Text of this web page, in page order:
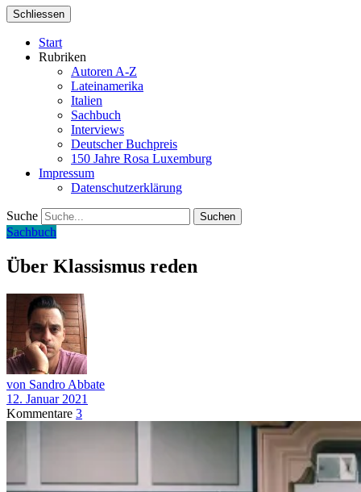
Schliessen
Start
Rubriken
Autoren A-Z
Lateinamerika
Italien
Sachbuch
Interviews
Deutscher Buchpreis
150 Jahre Rosa Luxemburg
Impressum
Datenschutzerklärung
Suche
Sachbuch
Über Klassismus reden
von Sandro Abbate
12. Januar 2021
Kommentare 3